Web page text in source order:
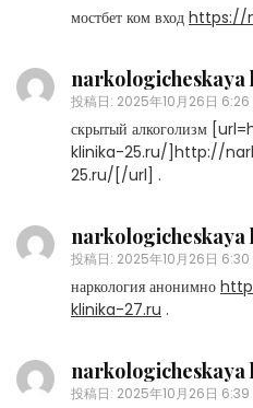
мостбет ком вход https://
投稿日: 2025年10月26日 6:26
скрытый алкоголизм
klinika-25.ru/]http://
25.ru/[/url] .
投稿日: 2025年10月26日 6:30
наркология анонимно
klinika-27.ru .
投稿日: 2025年10月26日 6:39